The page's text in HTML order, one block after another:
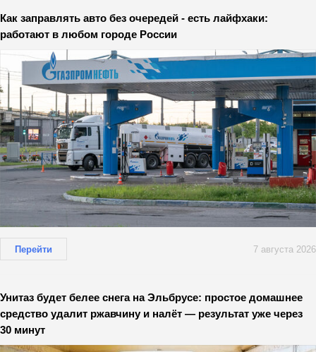
Как заправлять авто без очередей - есть лайфхаки:
работают в любом городе России
Перейти 7 августа 2026
Унитаз будет белее снега на Эльбрусе: простое домашнее
средство удалит ржавчину и налёт — результат уже через
30 минут